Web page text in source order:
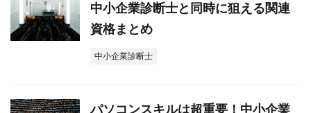
中小企業診断士と同時に狙える関連
資格まとめ
中小企業診断士
パソコンスキルは超重要！中小企業